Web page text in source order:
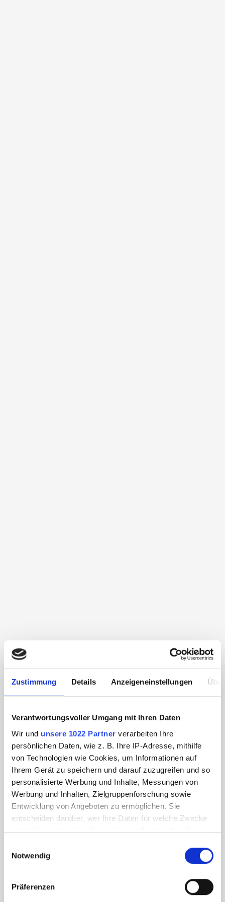
Zustimmung Details Anzeigeneinstellungen
Verantwortungsvoller Umgang mit Ihren Daten
Wir und unsere 1022 Partner verarbeiten Ihre
persönlichen Daten, wie z. B. Ihre IP-Adresse, mithilfe
von Technologien wie Cookies, um Informationen auf
Ihrem Gerät zu speichern und darauf zuzugreifen und so
personalisierte Werbung und Inhalte, Messungen von
Werbung und Inhalten, Zielgruppenforschung sowie
Entwicklung von Angeboten zu ermöglichen. Sie
entscheiden darüber, wer Ihre Daten für welche Zwecke
nutzt. Sie können Ihre Einwilligung jederzeit über die
Trigger Symbol ändern oder widerrufen
Informationen über Ihre geografische Lage
Notwendig
Präferenzen